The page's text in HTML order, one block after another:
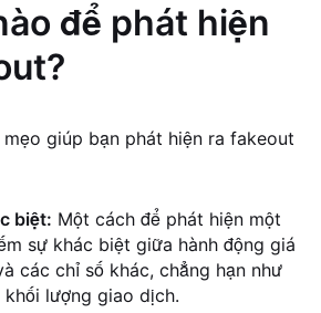
để phát hiện
giúp bạn phát hiện ra fakeout
biệt: Một cách để phát hiện một
sự khác biệt giữa hành động giá
các chỉ số khác, chẳng hạn như
lượng giao dịch.